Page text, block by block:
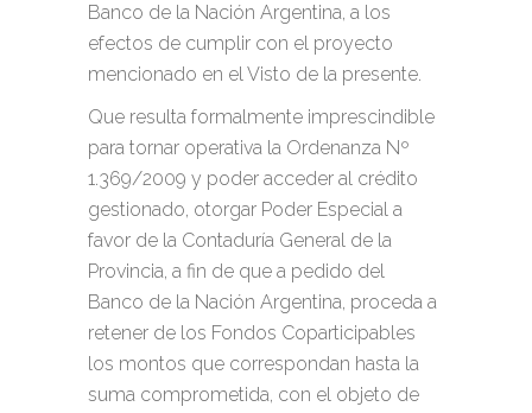
Banco de la Nación Argentina, a los
efectos de cumplir con el proyecto
mencionado en el Visto de la presente.
Que resulta formalmente imprescindible
para tornar operativa la Ordenanza Nº
1.369/2009 y poder acceder al crédito
gestionado, otorgar Poder Especial a
favor de la Contaduría General de la
Provincia, a fin de que a pedido del
Banco de la Nación Argentina, proceda a
retener de los Fondos Coparticipables
los montos que correspondan hasta la
suma comprometida, con el objeto de